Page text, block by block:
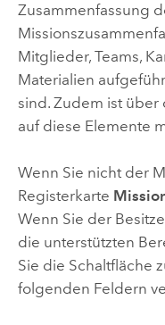
Zusammenfassung
Mitglieder, Teams,
Materialien
sind. Zudem ist
auf diese Elemente
Wenn Sie nicht der
Registerkarte
Wenn Sie der
die unterstützten
Sie die Schaltfläche
folgenden Feldern